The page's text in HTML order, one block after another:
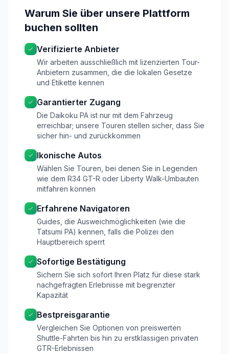
Warum Sie über unsere Plattform
buchen sollten
Verifizierte Anbieter
Wir arbeiten ausschließlich mit lizenzierten Tour-
Anbietern zusammen, die die lokalen Gesetze
und Etikette kennen
Garantierter Zugang
Die Daikoku PA ist nur mit dem Fahrzeug
erreichbar; unsere Touren stellen sicher, dass Sie
sicher hin- und zurückkommen
Ikonische Autos
Wählen Sie Touren, bei denen Sie in Legenden
wie dem R34 GT-R oder Liberty Walk-Umbauten
mitfahren können
Erfahrene Navigatoren
Guides, die Ausweichmöglichkeiten (wie die
Tatsumi PA) kennen, falls die Polizei den
Hauptbereich sperrt
Sofortige Bestätigung
Sichern Sie sich sofort Ihren Platz für diese stark
nachgefragten Erlebnisse mit begrenzter
Kapazität
Bestpreisgarantie
Vergleichen Sie Optionen von preiswerten
Shuttle-Fahrten bis hin zu erstklassigen privaten
GTR-Erlebnissen